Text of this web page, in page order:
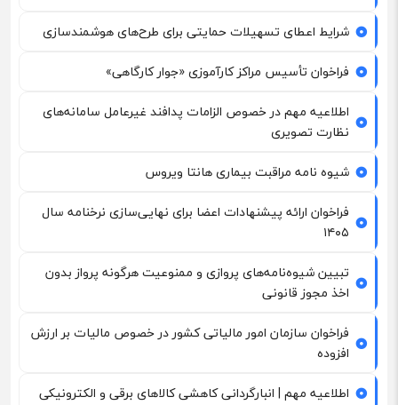
شرایط اعطای تسهیلات حمایتی برای طرح‌های هوشمندسازی
فراخوان تأسیس مراکز کارآموزی «جوار کارگاهی»
اطلاعیه مهم در خصوص الزامات پدافند غیرعامل سامانه‌های
نظارت تصویری
شیوه نامه مراقبت بیماری هانتا ویروس
فراخوان ارائه پیشنهادات اعضا برای نهایی‌سازی نرخنامه سال
۱۴۰۵
تبیین شیوه‌نامه‌های پروازی و ممنوعیت هرگونه پرواز بدون
اخذ مجوز قانونی
فراخوان سازمان امور مالیاتی کشور در خصوص مالیات بر ارزش
افزوده
اطلاعیه مهم | انبارگردانی کاهشی کالاهای برقی و الکترونیکی